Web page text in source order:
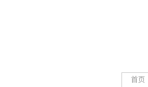
首页